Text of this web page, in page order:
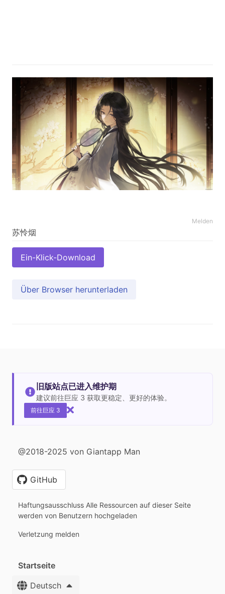
Melden
Ein-Klick-Download
Über Browser herunterladen
旧版站点已进入维护期
建议前往巨应 3 获取更稳定、更好的体验。
前往巨应 3
@2018-2025 von Giantapp Man
GitHub
Haftungsausschluss Alle Ressourcen auf dieser Seite
werden von Benutzern hochgeladen
Verletzung melden
Startseite
Deutsch